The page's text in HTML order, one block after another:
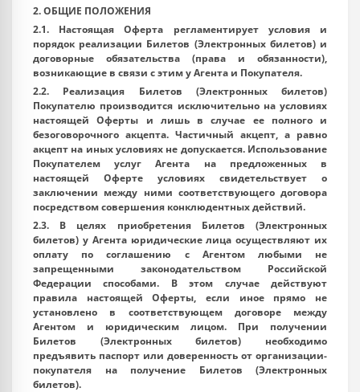
2. ОБЩИЕ ПОЛОЖЕНИЯ
2.1. Настоящая Оферта регламентирует условия и
порядок реализации Билетов (Электронных билетов) и
договорные обязательства (права и обязанности),
возникающие в связи с этим у Агента и Покупателя.
2.2. Реализация Билетов (Электронных билетов)
Покупателю производится исключительно на условиях
настоящей Оферты и лишь в случае ее полного и
безоговорочного акцепта. Частичный акцепт, а равно
акцепт на иных условиях не допускается. Использование
Покупателем услуг Агента на предложенных в
настоящей Оферте условиях свидетельствует о
заключении между ними соответствующего договора
посредством совершения конклюдентных действий.
2.3. В целях приобретения Билетов (Электронных
билетов) у Агента юридические лица осуществляют их
оплату по соглашению с Агентом любыми не
запрещенными законодательством Российской
Федерации способами. В этом случае действуют
правила настоящей Оферты, если иное прямо не
установлено в соответствующем договоре между
Агентом и юридическим лицом. При получении
Билетов (Электронных билетов) необходимо
предъявить паспорт или доверенность от организации-
покупателя на получение Билетов (Электронных
билетов).